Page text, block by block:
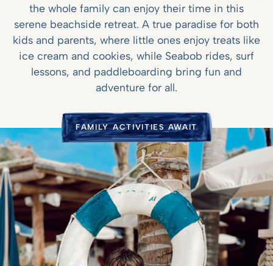
the whole family can enjoy their time in this
serene beachside retreat. A true paradise for both
kids and parents, where little ones enjoy treats like
ice cream and cookies, while Seabob rides, surf
lessons, and paddleboarding bring fun and
adventure for all.
FAMILY ACTIVITIES AWAIT